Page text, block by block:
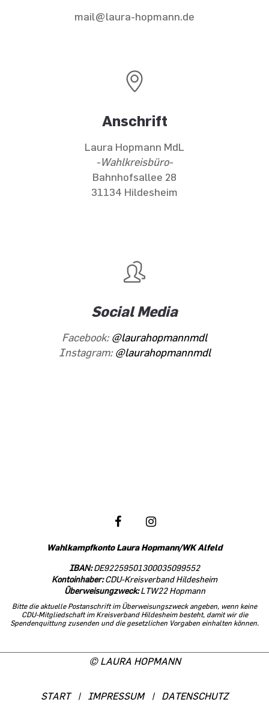
mail@laura-hopmann.de
Anschrift
Laura Hopmann MdL
-Wahlkreisbüro-
Bahnhofsallee 28
31134 Hildesheim
Social Media
Facebook: @laurahopmannmdl
Instagram: @laurahopmannmdl
Wahlkampfkonto Laura Hopmann/WK Alfeld
IBAN:DE92259501300035099552
Kontoinhaber:CDU-Kreisverband Hildesheim
Überweisungzweck:LTW22 Hopmann
Bitte die aktuelle Postanschrift im Überweisungszweck angeben, wenn keine
CDU-Mitgliedschaft im Kreisverband Hildesheim besteht, damit wir die
Spendenquittung zusenden und die gesetzlichen Vorgaben einhalten können.
© LAURA HOPMANN
START | IMPRESSUM| DATENSCHUTZ